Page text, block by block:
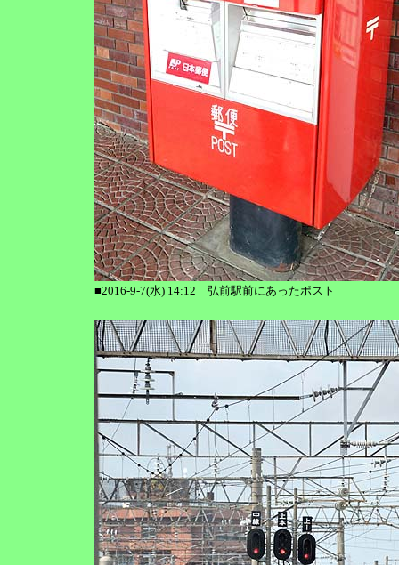
■2016-9-7(水) 14:12 弘前駅前にあったポスト